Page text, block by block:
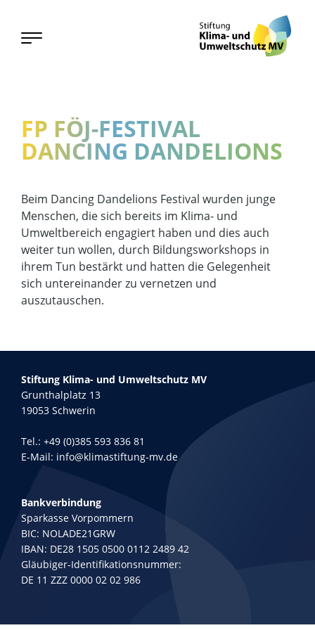
FP FÖJ-FESTIVAL
DANCING DANDELIONS
Beim Dancing Dandelions Festival wurden junge
Menschen, die sich bereits im Klima- und
Umweltbereich engagiert haben und dies auch
weiter tun wollen, durch Bildungsworkshops in
ihrem Tun bestärkt und hatten die Gelegenheit
sich untereinander zu vernetzen und
auszutauschen.
Stiftung Klima- und Umweltschutz MV
Grunthalplatz 13
19053 Schwerin
Tel.: +49 (0)385 593 836 81
E-Mail: info@klimastiftung-mv.de
Bankverbindung
Sparkasse Vorpommern
BIC: NOLADE21GRW
IBAN: DE28 1505 0500 0112 2489 42
Gläubiger-Identifikationsnummer:
DE 11 ZZZ 0000 02 02 986